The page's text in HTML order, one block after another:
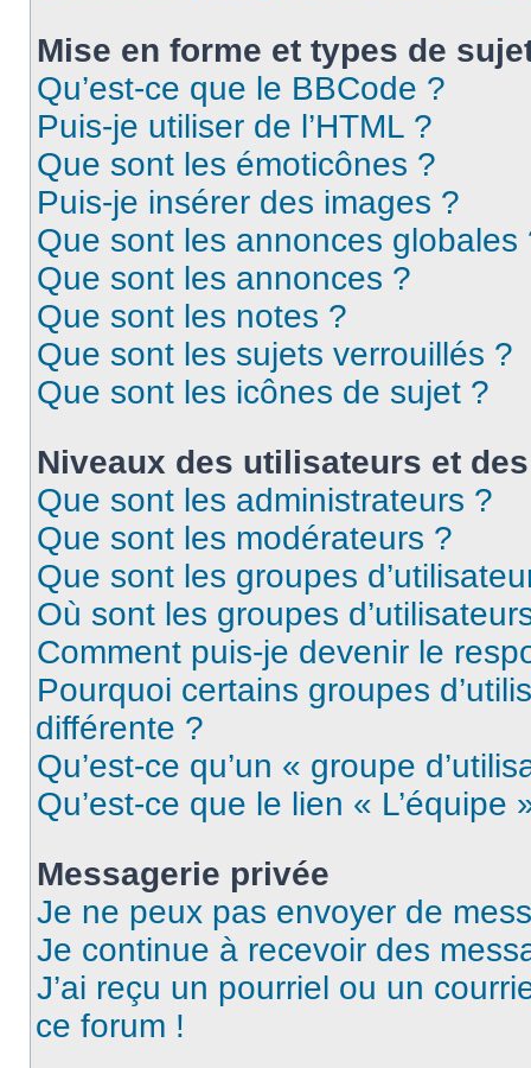
Mise en forme et types de
Qu’est-ce que le BBCode ?
Puis-je utiliser de l’HTML ?
Que sont les émoticônes ?
Puis-je insérer des images ?
Que sont les annonces globales
Que sont les annonces ?
Que sont les notes ?
Que sont les sujets verrouillés ?
Que sont les icônes de sujet ?
Niveaux des utilisateurs et
Que sont les administrateurs ?
Que sont les modérateurs ?
Que sont les groupes
Où sont les groupes
Comment puis-je devenir le
Pourquoi certains groupes
différente ?
Qu’est-ce qu’un « groupe
Qu’est-ce que le lien « L’équipe
Messagerie privée
Je ne peux pas envoyer de
Je continue à recevoir des
J’ai reçu un pourriel ou un
ce forum !